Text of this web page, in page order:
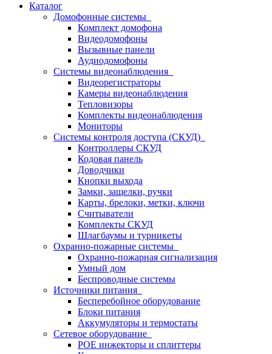
Каталог
Домофонные системы
Комплект домофона
Видеодомофоны
Вызывные панели
Аудиодомофоны
Системы видеонаблюдения
Видеорегистраторы
Камеры видеонаблюдения
Тепловизоры
Комплекты видеонаблюдения
Мониторы
Системы контроля доступа (СКУД)
Контроллеры СКУД
Кодовая панель
Доводчики
Кнопки выхода
Замки, защелки, ручки
Карты, брелоки, метки, ключи
Считыватели
Комплекты СКУД
Шлагбаумы и турникеты
Охранно-пожарные системы
Охранно-пожарная сигнализация
Умный дом
Беспроводные системы
Источники питания
Бесперебойное оборудование
Блоки питания
Аккумуляторы и термостаты
Сетевое оборудование
POE инжекторы и сплиттеры